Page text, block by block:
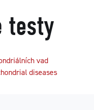
testy
vad
diseases